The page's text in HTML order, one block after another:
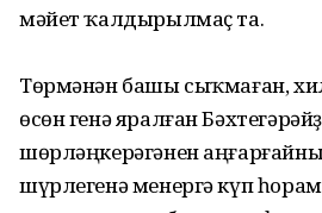
мәйет ҡалдырылмаҫ та.
Төрмәнән башы сыҡмаған,
өсөн генә яралған
шөрләңкерәгәнен
шүрлегенә менергә күп